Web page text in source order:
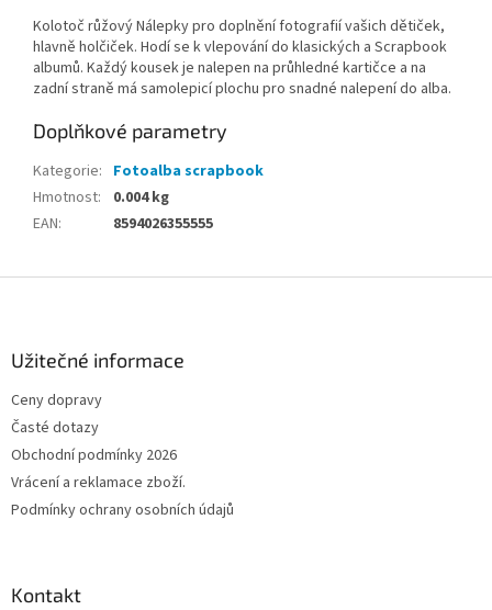
Kolotoč růžový Nálepky pro doplnění fotografií vašich dětiček,
hlavně holčiček. Hodí se k vlepování do klasických a Scrapbook
albumů. Každý kousek je nalepen na průhledné kartičce a na
zadní straně má samolepicí plochu pro snadné nalepení do alba.
Doplňkové parametry
Kategorie: Fotoalba scrapbook
Hmotnost:
0.004 kg
EAN: 8594026355555
Užitečné informace
Ceny dopravy
Časté dotazy
Obchodní podmínky 2026
Vrácení a reklamace zboží.
Podmínky ochrany osobních údajů
Kontakt